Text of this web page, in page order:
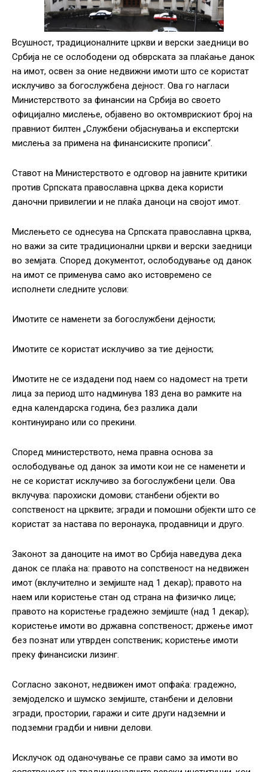
Всушност, традиционалните цркви и верски заедници во
Србија не се ослободени од обврската за плаќање данок
на имот, освен за оние недвижни имоти што се користат
исклучиво за богослужбена дејност. Ова го нагласи
Министерството за финансии на Србија во своето
официјално мислење, објавено во октомврискиот број на
правниот билтен „Службени објаснувања и експертски
мислења за примена на финансиските прописи“.
Ставот на Министерството е одговор на јавните критики
против Српската православна црква дека користи
даночни привилегии и не плаќа даноци на својот имот.
Мислењето се однесува на Српската православна црква,
но важи за сите традиционални цркви и верски заедници
во земјата. Според документот, ослободување од данок
на имот се применува само ако истовремено се
исполнети следните услови:
Имотите се наменети за богослужбени дејности;
Имотите се користат исклучиво за тие дејности;
Имотите не се издадени под наем со надомест на трети
лица за период што надминува 183 дена во рамките на
една календарска година, без разлика дали
континуирано или со прекини.
Според министерството, нема правна основа за
ослободување од данок за имоти кои не се наменети и
не се користат исклучиво за богослужбени цели. Ова
вклучува: парохиски домови; станбени објекти во
сопственост на црквите; згради и помошни објекти што се
користат за настава по веронаука, продавници и друго.
Законот за даноците на имот во Србија наведува дека
данок се плаќа на: правото на сопственост на недвижен
имот (вклучително и земјиште над 1 декар); правото на
наем или користење стан од страна на физичко лице;
правото на користење градежно земјиште (над 1 декар);
користење имоти во државна сопственост; држење имот
без познат или утврден сопственик; користење имоти
преку финансиски лизинг.
Согласно законот, недвижен имот опфаќа: градежно,
земјоделско и шумско земјиште, станбени и деловни
згради, простории, гаражи и сите други надземни и
подземни градби и нивни делови.
Исклучок од оданочување се прави само за имоти во